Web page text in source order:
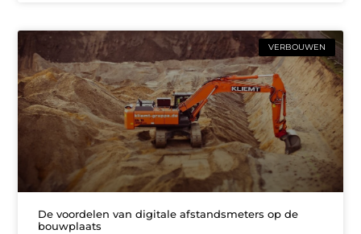
VERBOUWEN
De voordelen van digitale afstandsmeters op de
bouwplaats